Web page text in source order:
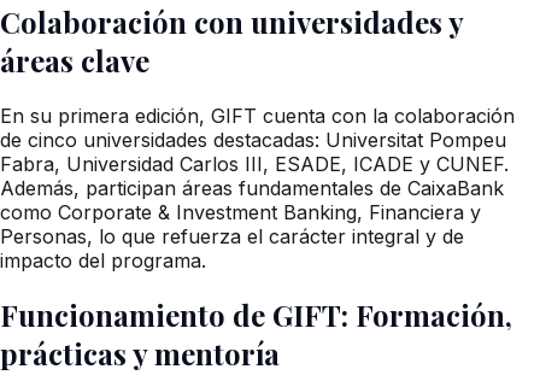
Colaboración con universidades y
áreas clave
En su primera edición, GIFT cuenta con la colaboración
de cinco universidades destacadas: Universitat Pompeu
Fabra, Universidad Carlos III, ESADE, ICADE y CUNEF.
Además, participan áreas fundamentales de CaixaBank
como Corporate & Investment Banking, Financiera y
Personas, lo que refuerza el carácter integral y de
impacto del programa.
Funcionamiento de GIFT: Formación,
prácticas y mentoría